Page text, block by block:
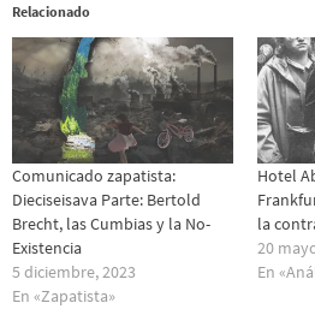
Relacionado
Comunicado zapatista:
Dieciseisava Parte: Bertold
Brecht, las Cumbias y la No-
Existencia
5 diciembre, 2023
En «Zapatista»
Hotel
la
20
En